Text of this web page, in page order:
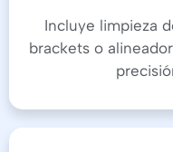
Incluye limpieza
brackets o